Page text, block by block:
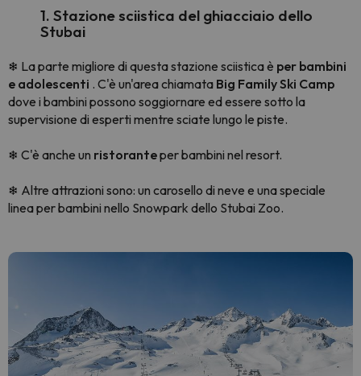
1. Stazione sciistica del ghiacciaio dello
Stubai
❄ La parte migliore di questa stazione sciistica è per bambini
e adolescenti . C'è un'area chiamata Big Family Ski Camp
dove i bambini possono soggiornare ed essere sotto la
supervisione di esperti mentre sciate lungo le piste.
❄ C'è anche un ristoranteper bambini nel resort.
❄ Altre attrazioni sono: un carosello di neve e una speciale
linea per bambini nello Snowpark dello Stubai Zoo.